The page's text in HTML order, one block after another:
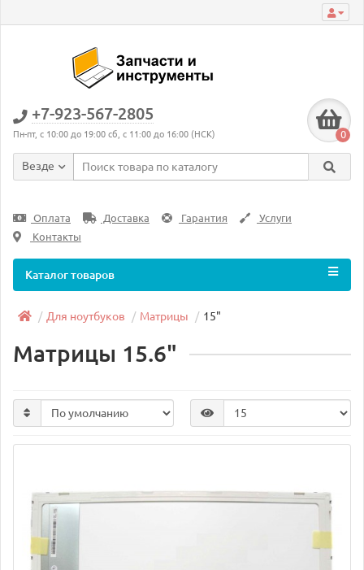
+7-923-567-2805
Пн-пт, с 10:00 до 19:00 сб, с 11:00 до 16:00 (НСК) 0
Везде
Оплата Доставка Гарантия
Услуги
Контакты
Каталог товаров
Для ноутбуков Матрицы 15"
Матрицы 15.6"